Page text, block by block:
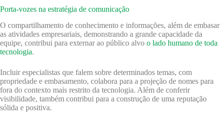
Porta-vozes na estratégia de comunicação
O compartilhamento de conhecimento e informações, além de embasar
as atividades empresariais, demonstrando a grande capacidade da
equipe, contribui para externar ao público alvo o lado humano de toda
tecnologia.
Incluir especialistas que falem sobre determinados temas, com
propriedade e embasamento, colabora para a projeção de nomes para
fora do contexto mais restrito da tecnologia. Além de conferir
visibilidade, também contribui para a construção de uma reputação
sólida e positiva.